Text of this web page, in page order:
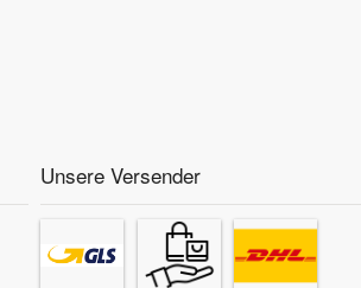
Unsere Versender